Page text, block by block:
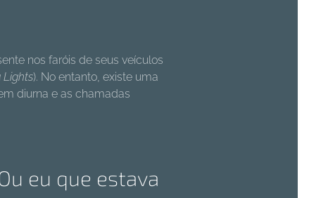
nos faróis de seus veículos
Lights). No entanto, existe uma
diurna e as chamadas
eu que estava